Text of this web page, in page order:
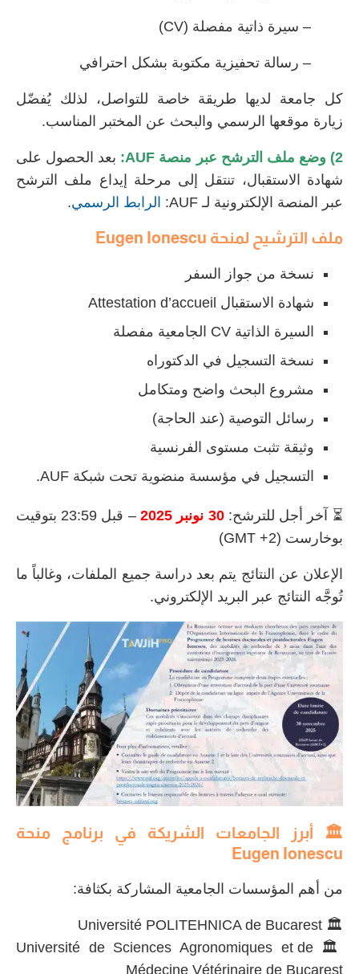
– سيرة ذاتية مفصلة (CV)
– رسالة تحفيزية مكتوبة بشكل احترافي
كل جامعة لديها طريقة خاصة للتواصل، لذلك يُفضّل
زيارة موقعها الرسمي والبحث عن المختبر المناسب.
2) وضع ملف الترشح عبر منصة AUF:
بعد الحصول على
شهادة الاستقبال، تنتقل إلى مرحلة إيداع ملف الترشح
عبر المنصة الإلكترونية لـ AUF:
الرابط الرسمي.
ملف الترشيح لمنحة Eugen Ionescu
نسخة من جواز السفر
شهادة الاستقبال Attestation d’accueil
السيرة الذاتية CV الجامعية مفصلة
نسخة التسجيل في الدكتوراه
مشروع البحث واضح ومتكامل
رسائل التوصية (عند الحاجة)
وثيقة تثبت مستوى الفرنسية
التسجيل في مؤسسة منضوية تحت شبكة AUF.
⏳ آخر أجل للترشح:30 نونبر 2025
– قبل 23:59 بتوقيت
بوخارست (GMT +2)
الإعلان عن النتائج يتم بعد دراسة جميع الملفات، وغالباً ما
تُوجَّه النتائج عبر البريد الإلكتروني.
🏛 أبرز الجامعات الشريكة في برنامج منحة
Eugen Ionescu
من أهم المؤسسات الجامعية المشاركة بكثافة:
🏛 Université POLITEHNICA de Bucarest
🏛 Université de Sciences Agronomiques et de
Médecine Vétérinaire de Bucarest